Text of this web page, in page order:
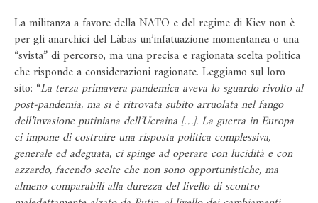
La militanza a favore della NATO e del regime di Kiev non è
per gli anarchici del Làbas un’infatuazione momentanea o una
“svista” di percorso, ma una precisa e ragionata scelta politica
che risponde a considerazioni ragionate. Leggiamo sul loro
sito: “La terza primavera pandemica aveva lo sguardo rivolto al
post-pandemia, ma si è ritrovata subito arruolata nel fango
dell’invasione putiniana dell’Ucraina […]. La guerra in Europa
ci impone di costruire una risposta politica complessiva,
generale ed adeguata, ci spinge ad operare con lucidità e con
azzardo, facendo scelte che non sono opportunistiche, ma
almeno comparabili alla durezza del livello di scontro